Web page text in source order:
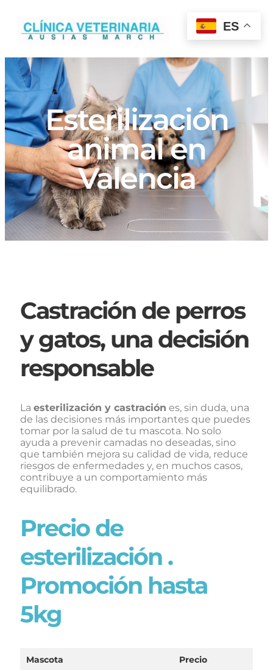
Esterilización
animal en
Valencia
Castración de perros
y gatos, una decisión
responsable
La esterilización y castración es, sin duda, una
de las decisiones más importantes que puedes
tomar por la salud de tu mascota. No solo
ayuda a prevenir camadas no deseadas, sino
que también mejora su calidad de vida, reduce
riesgos de enfermedades y, en muchos casos,
contribuye a un comportamiento más
equilibrado.
Precio de
esterilización .
Promoción hasta
5kg
Mascota Precio
ES